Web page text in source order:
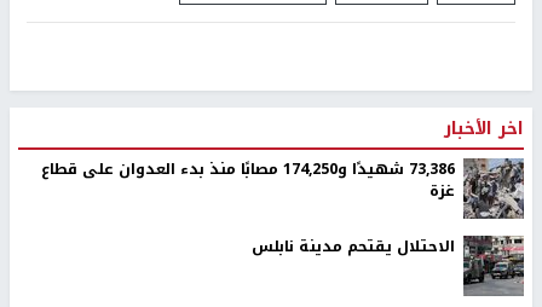
اخر الأخبار
73,386 شهيدًا و174,250 مصابًا منذ بدء العدوان على قطاع
غزة
الاحتلال يقتحم مدينة نابلس